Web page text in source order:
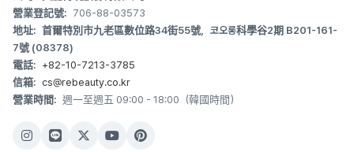
營業登記號: 706-88-03573
地址: 首爾特別市九老區數位路34街55號，코오롱科學谷2期 B201-161-
7號 (08378)
電話: +82-10-7213-3785
信箱: cs@rebeauty.co.kr
營業時間: 週一至週五 09:00 - 18:00（韓國時間）